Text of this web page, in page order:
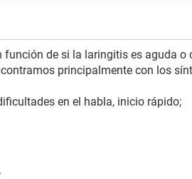
función de si la laringitis es aguda o
principalmente con los
en el habla, inicio rápido;